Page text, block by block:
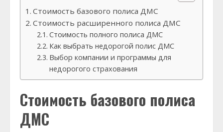
Стоимость базового полиса ДМС
Стоимость расширенного полиса ДМС
Стоимость полного полиса ДМС
Как выбрать недорогой полис ДМС
Выбор компании и программы для
недорогого страхования
Стоимость базового полиса
ДМС